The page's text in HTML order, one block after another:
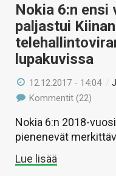
Nokia 6:n ensi
paljastui Kiinan
lupakuvissa
12.12.2017 - 14:04 /
Kommentit (22)
Nokia 6:n 2018-
pienenevät
Lue lisää